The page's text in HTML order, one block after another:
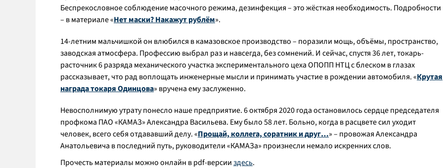
Беспрекословное соблюдение масочного режима, дезинфекция – это жёсткая необходимость. Подробности
– в материале «Нет маски? Накажут рублём».
14-летним мальчишкой он влюбился в камазовское производство – поразили мощь, объёмы, пространство,
заводская атмосфера. Профессию выбрал раз и навсегда, без сомнений. И сейчас, спустя 36 лет, токарь-
расточник 6 разряда механического участка экспериментального цеха ОПОПП НТЦ с блеском в глазах
рассказывает, что рад воплощать инженерные мысли и принимать участие в рождении автомобиля. «Крутая
награда токаря Одинцова» вручена ему заслуженно.
Невосполнимую утрату понесло наше предприятие. 6 октября 2020 года остановилось сердце председателя
профкома ПАО «КАМАЗ» Александра Васильева. Ему было 58 лет. Больно, когда в расцвете сил уходит
человек, всего себя отдававший делу. «Прощай, коллега, соратник и друг…» – провожая Александра
Анатольевича в последний путь, руководители «КАМАЗа» произнесли немало искренних слов.
Прочесть материалы можно онлайн в pdf-версииздесь.